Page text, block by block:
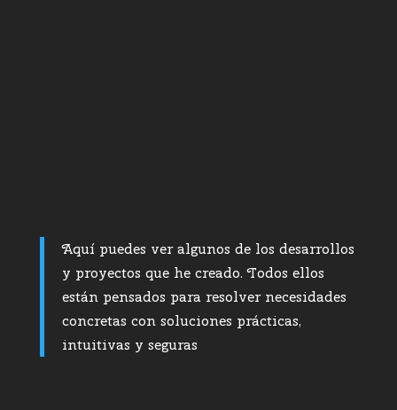
Aquí puedes veralgunos de los desarrollos
y proyectos que he creado.Todos ellos
están pensados para resolver necesidades
concretas con soluciones prácticas,
intuitivas y seguras